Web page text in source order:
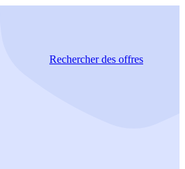
Rechercherdes offres